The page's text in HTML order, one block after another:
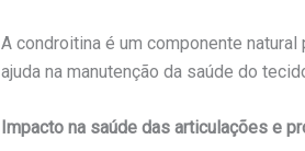
A condroitina é um componente
ajuda na manutenção da saúde do
Impacto na saúde das articulações e